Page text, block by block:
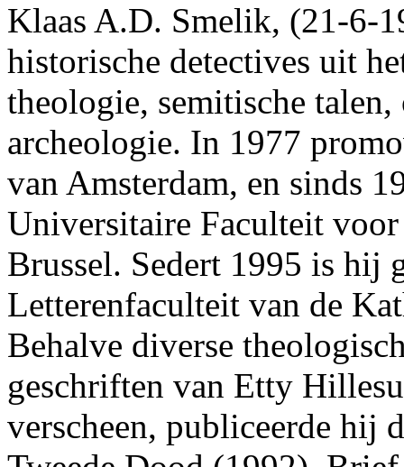
Klaas A.D. Smelik, (21-6-
historische detectives uit
theologie, semitische talen,
archeologie. In 1977
van Amsterdam, en sinds
Universitaire Faculteit
Brussel. Sedert 1995 is hij
Letterenfaculteit van de
Behalve diverse
geschriften van Etty
verscheen, publiceerde hij